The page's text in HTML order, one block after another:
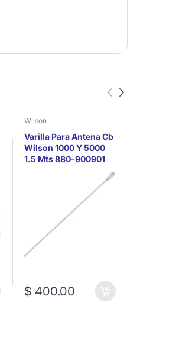
Wilson
Varilla Para Antena Cb
Wilson 1000 Y 5000
1.5 Mts 880-900901
$ 400.00